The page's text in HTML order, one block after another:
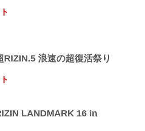
RIZIN.5 浪速の超復活祭り
LANDMARK 16 in